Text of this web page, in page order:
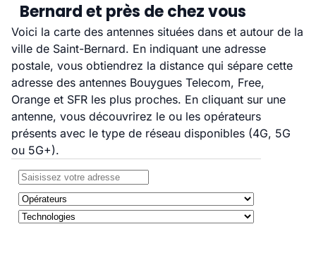
Bernard et près de chez vous
Voici la carte des antennes situées dans et autour de la
ville de Saint-Bernard. En indiquant une adresse
postale, vous obtiendrez la distance qui sépare cette
adresse des antennes Bouygues Telecom, Free,
Orange et SFR les plus proches. En cliquant sur une
antenne, vous découvrirez le ou les opérateurs
présents avec le type de réseau disponibles (4G, 5G
ou 5G+).